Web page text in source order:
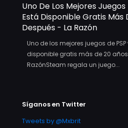
Uno De Los Mejores Juegos
Está Disponible Gratis Más
Después - La Razón
Uno de los mejores juegos de
disponible gratis más de 20
RazónSteam regala un juego...
Síganos en Twitter
Tweets by @Mxbrit